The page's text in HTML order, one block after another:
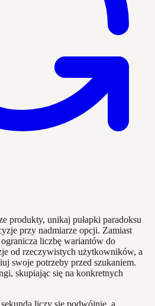
produkty, unikaj pułapki paradoksu
przy nadmiarze opcji. Zamiast
liczbę wariantów do
od rzeczywistych użytkowników, a
swoje potrzeby przed szukaniem.
skupiając się na konkretnych
liczy się podwójnie, a